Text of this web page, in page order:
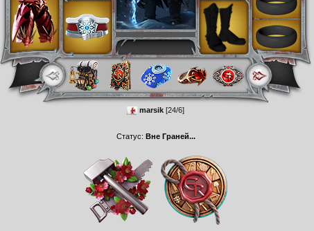
Статус: Вне Граней...
marsik [24/6]